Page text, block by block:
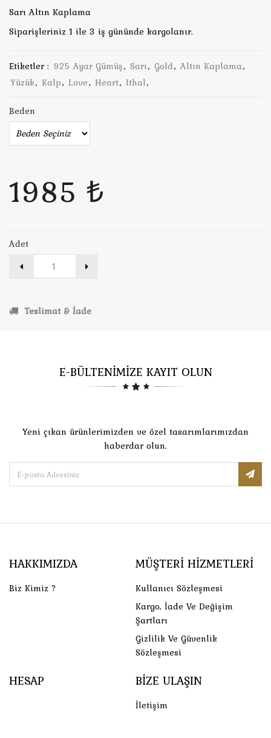
Sarı Altın Kaplama
Siparişleriniz 1 ile 3 iş gününde kargolanır.
Etiketler : 925 Ayar Gümüş, Sarı, Gold, Altın Kaplama,
Yüzük, Kalp, Love, Heart, Ithal,
Beden
1985 ₺
Adet
Teslimat & İade
E-BÜLTENİMİZE KAYIT OLUN
Yeni çıkan ürünlerimizden ve özel tasarımlarımızdan
haberdar olun.
HAKKIMIZDA
Biz Kimiz ?
MÜŞTERI HIZMETLERI
Kullanıcı Sözleşmesi
Kargo, İade Ve Değişim
Şartları
Gizlilik Ve Güvenlik
Sözleşmesi
HESAP BIZE ULAŞIN
İletişim